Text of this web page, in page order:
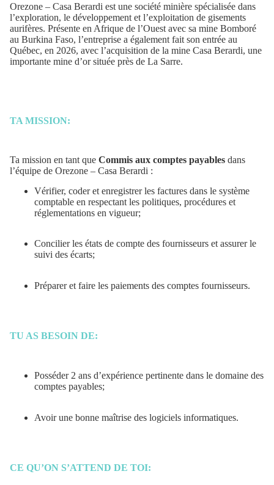
Orezone – Casa Berardi est une société minière spécialisée dans
l’exploration, le développement et l’exploitation de gisements
aurifères. Présente en Afrique de l’Ouest avec sa mine Bomboré
au Burkina Faso, l’entreprise a également fait son entrée au
Québec, en 2026, avec l’acquisition de la mine Casa Berardi, une
importante mine d’or située près de La Sarre.
TA MISSION:
Ta mission en tant que Commis aux comptes payables dans
l’équipe de Orezone – Casa Berardi :
Vérifier, coder et enregistrer les factures dans le système
comptable en respectant les politiques, procédures et
réglementations en vigueur;
Concilier les états de compte des fournisseurs et assurer le
suivi des écarts;
Préparer et faire les paiements des comptes fournisseurs.
TU AS BESOIN DE:
Posséder 2 ans d’expérience pertinente dans le domaine des
comptes payables;
Avoir une bonne maîtrise des logiciels informatiques.
CE QU’ON S’ATTEND DE TOI: